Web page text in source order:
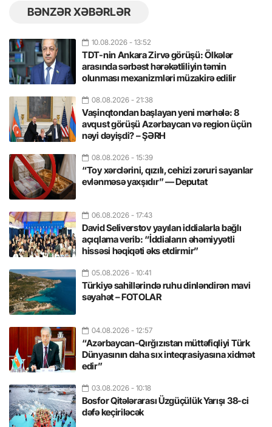
BƏNZƏR XƏBƏRLƏR
10.08.2026 - 13:52
TDT-nin Ankara Zirvə görüşü: Ölkələr
arasında sərbəst hərəkətliliyin təmin
olunması mexanizmləri müzakirə edilir
08.08.2026 - 21:38
Vaşinqtondan başlayan yeni mərhələ: 8
avqust görüşü Azərbaycan və region üçün
nəyi dəyişdi? – ŞƏRH
08.08.2026 - 15:39
“Toy xərclərini, qızılı, cehizi zəruri sayanlar
evlənməsə yaxşıdır” — Deputat
06.08.2026 - 17:43
David Seliverstov yayılan iddialarla bağlı
açıqlama verib: “İddiaların əhəmiyyətli
hissəsi həqiqəti əks etdirmir”
05.08.2026 - 10:41
Türkiyə sahillərində ruhu dinləndirən mavi
səyahət – FOTOLAR
04.08.2026 - 12:57
“Azərbaycan-Qırğızıstan müttəfiqliyi Türk
Dünyasının daha sıx inteqrasiyasına xidmət
edir”
03.08.2026 - 10:18
Bosfor Qitələrarası Üzgüçülük Yarışı 38-ci
dəfə keçiriləcək